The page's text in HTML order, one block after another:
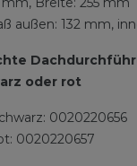
außen: 132 mm,
oder rot
0020220656
0020220657